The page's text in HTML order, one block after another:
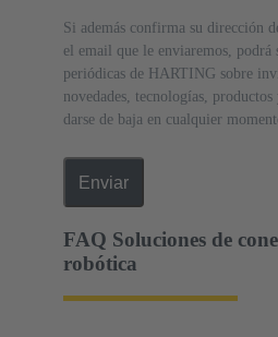
Si además confirma su dirección
el email que le enviaremos, podrá
periódicas de HARTING sobre
novedades, tecnologías,
darse de baja en cualquier
Enviar
FAQ Soluciones de
robótica